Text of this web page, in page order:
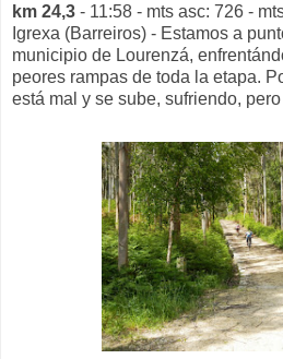
km 24,3 - 11:58 - mts asc: 726 -
Igrexa (Barreiros) - Estamos a
municipio de Lourenzá,
peores rampas de toda la etapa.
está mal y se sube, sufriendo,